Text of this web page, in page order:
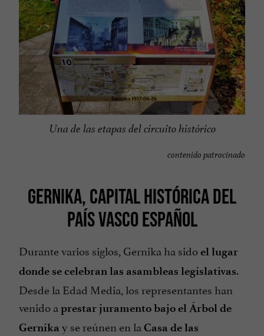
Una de las etapas del circuito histórico
contenido patrocinado
GERNIKA, CAPITAL HISTÓRICA DEL
PAÍS VASCO ESPAÑOL
Durante varios siglos, Gernika ha sidoel lugar
donde se celebran las asambleas legislativas.
Desde la Edad Media, los representantes han
venido a prestar juramento bajo el Árbol de
Gernika y se reúnen en la Casa de las